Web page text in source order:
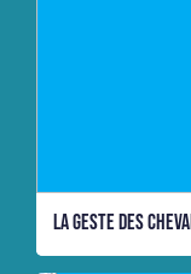
La geste des